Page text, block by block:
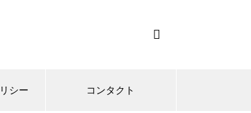
シー コンタクト